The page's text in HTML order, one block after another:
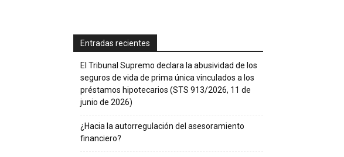
Entradas recientes
El Tribunal Supremo declara la abusividad de los
seguros de vida de prima única vinculados a los
préstamos hipotecarios (STS 913/2026, 11 de
junio de 2026)
¿Hacia la autorregulación del asesoramiento
financiero?